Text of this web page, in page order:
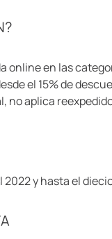
online en las
el 15% de
no aplica
y hasta el